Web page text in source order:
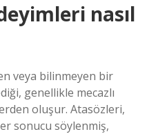
nasıl
veya bilinmeyen bir
genellikle mecazlı
oluşur. Atasözleri,
sonucu söylenmiş,